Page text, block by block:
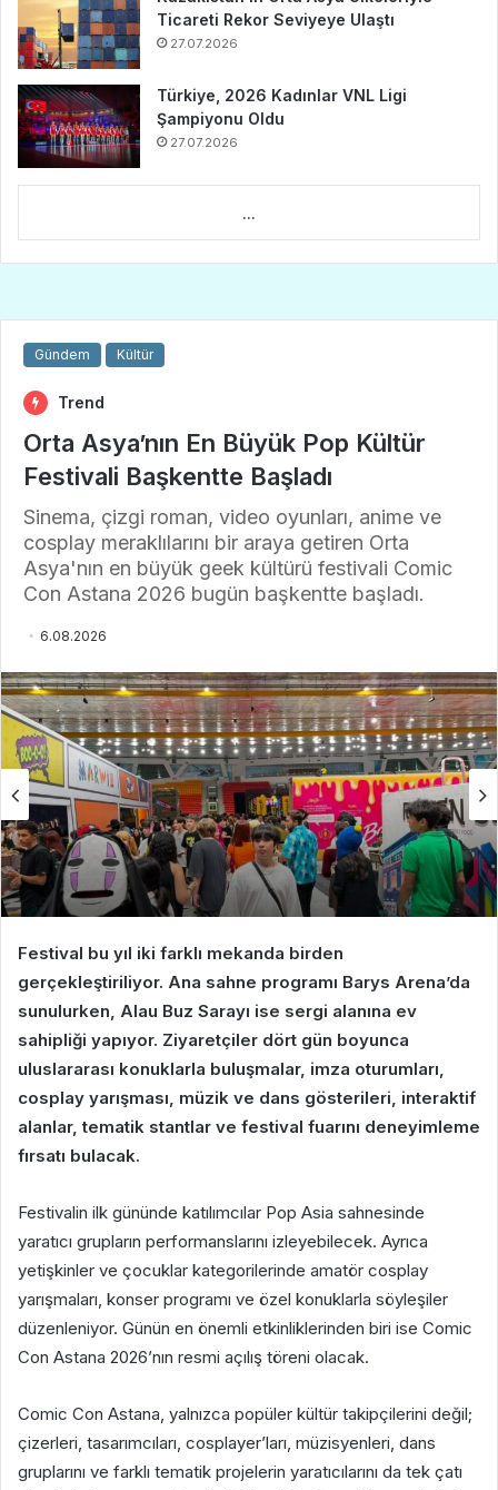
Ticareti Rekor Seviyeye Ulaştı
27.07.2026
Türkiye, 2026 Kadınlar VNL Ligi
Şampiyonu Oldu
27.07.2026
...